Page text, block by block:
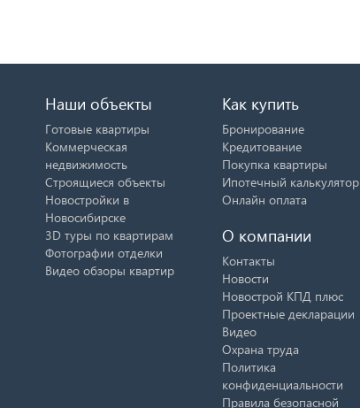
Наши объекты
Готовые квартиры
Коммерческая
недвижимость
Строящиеся объекты
Новостройки в
Новосибирске
3D туры по квартирам
Фотографии отделки
Видео обзоры квартир
Как купить
Бронирование
Кредитование
Покупка квартиры
Ипотечный калькулятор
Онлайн оплата
О компании
Контакты
Новости
Новострой КПД плюс
Проектные декларации
Видео
Охрана труда
Политика
конфиденциальности
Правила безопасной